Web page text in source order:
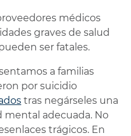
médicos
graves de salud
ser fatales.
a familias
por suicidio
tras negárseles una
mental adecuada. No
trágicos. En